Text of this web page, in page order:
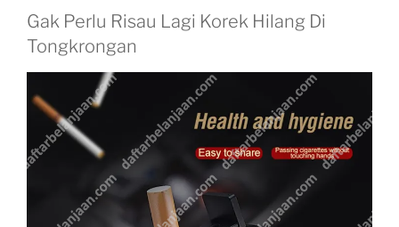
Gak Perlu Risau Lagi Korek Hilang Di
Tongkrongan